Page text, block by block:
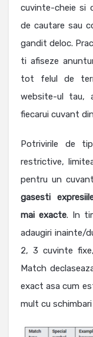
cuvinte-cheie si
de cautare sau
gandit deloc.
ti afiseze
tot felul de
website-ul tau,
fiecarui cuvant
Potrivirile de
restrictive,
pentru un
gasesti
mai exacte. In
adaugiri inainte/
2, 3 cuvinte
Match
exact asa cum
mult cu